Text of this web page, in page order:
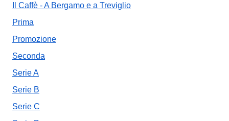
Il Caffè - A Bergamo e a Treviglio
Prima
Promozione
Seconda
Serie A
Serie B
Serie C